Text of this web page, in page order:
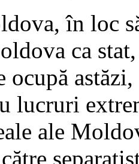
în loc
ca stat,
ocupă
lucruri
ale